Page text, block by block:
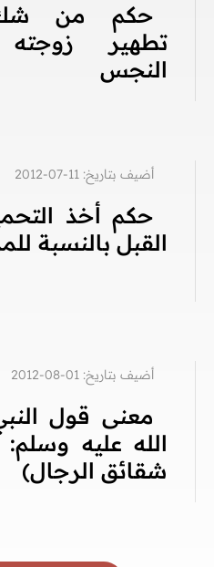
حكم من
تطهير زوجته
النجس
أضيف بتاريخ: 11-07-2012
حكم أخذ
القبل بالنسبة
أضيف بتاريخ: 01-08-2012
معنى قول
الله عليه وسلم:
شقائق الرجال)